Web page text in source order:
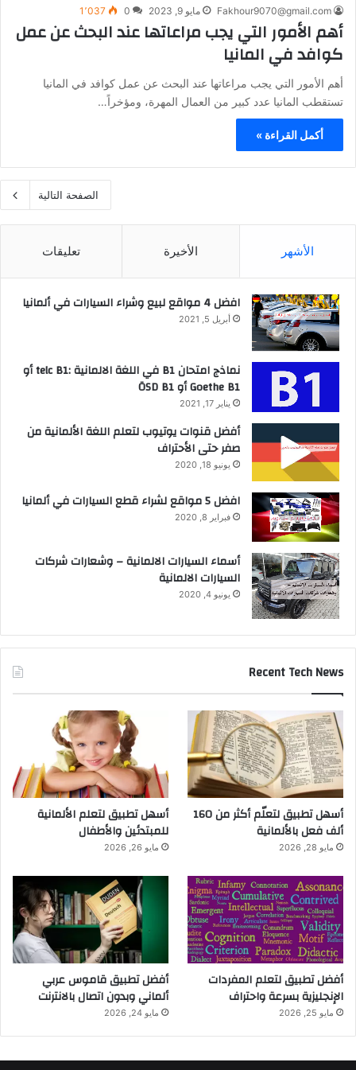
Fakhour9070@gmail.com مايو 9, 2023 0 1٬037
أهم الأمور التي يجب مراعاتها عند البحث عن عمل
كوافد في المانيا
أهم الأمور التي يجب مراعاتها عند البحث عن عمل كوافد في المانيا
تستقطب المانيا عدد كبير من العمال المهرة، ومؤخراً…
أكمل القراءة »
الصفحة التالية
الأشهر الأخيرة تعليقات
افضل 4 مواقع لبيع وشراء السيارات في ألمانيا
أبريل 5, 2021
نماذج امتحان B1 في اللغة الالمانية :telc B1 أو
Goethe B1 أو ÖSD B1
يناير 17, 2021
أفضل قنوات يوتيوب لتعلم اللغة الألمانية من
صفر حتى الأحتراف
يونيو 18, 2020
افضل 5 مواقع لشراء قطع السيارات في ألمانيا
فبراير 8, 2020
أسماء السيارات الالمانية – وشعارات شركات
السيارات الالمانية
يونيو 4, 2020
Recent Tech News
أسهل تطبيق لتعلّم أكثر من 160
ألف فعل بالألمانية
مايو 28, 2026
أسهل تطبيق لتعلم الألمانية
للمبتدئين والأطفال
مايو 26, 2026
أفضل تطبيق لتعلم المفردات
الإنجليزية بسرعة واحتراف
مايو 25, 2026
أفضل تطبيق قاموس عربي
ألماني وبدون اتصال بالانترنت
مايو 24, 2026